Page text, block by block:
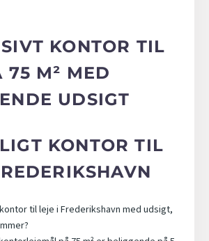
KONTOR TIL
75 M² MED
UDSIGT
KONTOR TIL
til leje i Frederikshavn med udsigt,